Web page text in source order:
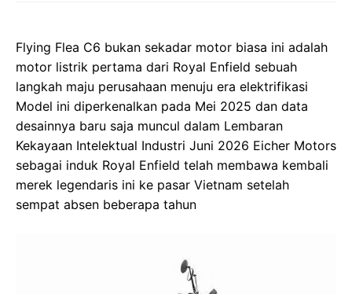
Flying Flea C6 bukan sekadar motor biasa ini adalah
motor listrik pertama dari Royal Enfield sebuah
langkah maju perusahaan menuju era elektrifikasi
Model ini diperkenalkan pada Mei 2025 dan data
desainnya baru saja muncul dalam Lembaran
Kekayaan Intelektual Industri Juni 2026 Eicher Motors
sebagai induk Royal Enfield telah membawa kembali
merek legendaris ini ke pasar Vietnam setelah
sempat absen beberapa tahun